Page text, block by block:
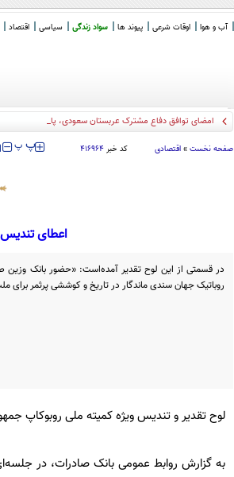
آب و هوا اوقات شرعی پیوند ها سواد زندگی سیاسی اقتصاد
امضای توافق دفاع مشترک عربستان سعودی، پاکستان و ترکیه
صفحه نخست » اقتصادی کد خبر ۴۱۶۹۶۴ ‍‍‍ پپ
اعطای
در قسمتی از این لوح تقدیر آمده‌است: «حضور بانک وزین
روباتیک جهان سندی ماندگار در تاریخ و کوششی پرثمر برای
​لوح تقدیر و تندیس ویژه کمیته ملی روبوکاپ
به گزارش روابط عمومی بانک صادرات، در